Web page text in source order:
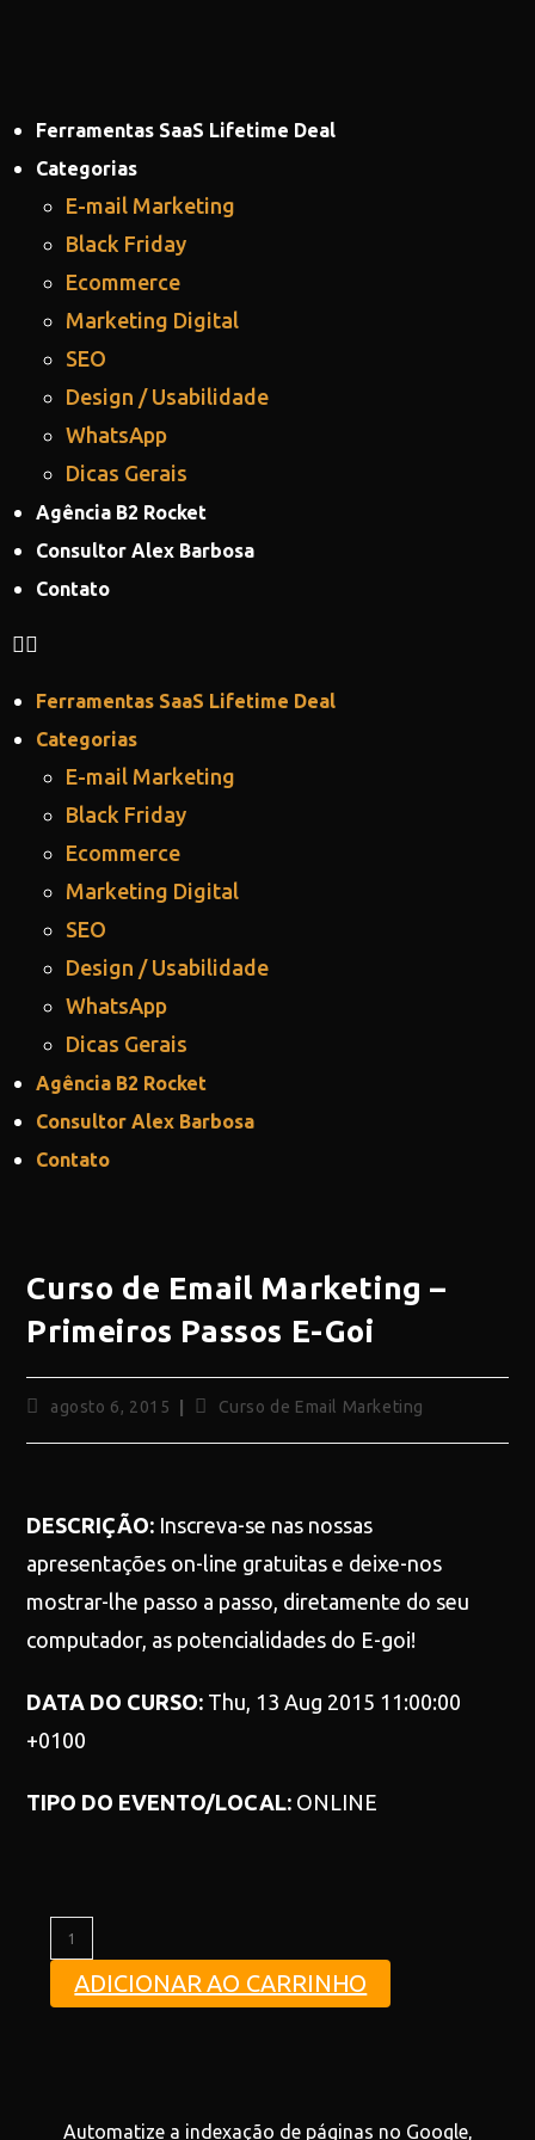
Ferramentas SaaS Lifetime Deal
Categorias
E-mail Marketing
Black Friday
Ecommerce
Marketing Digital
SEO
Design / Usabilidade
WhatsApp
Dicas Gerais
Agência B2 Rocket
Consultor Alex Barbosa
Contato
Ferramentas SaaS Lifetime Deal
Categorias
E-mail Marketing
Black Friday
Ecommerce
Marketing Digital
SEO
Design / Usabilidade
WhatsApp
Dicas Gerais
Agência B2 Rocket
Consultor Alex Barbosa
Contato
Curso de Email Marketing –
Primeiros Passos E-Goi
agosto 6, 2015 Curso de Email Marketing
DESCRIÇÃO: Inscreva-se nas nossas
apresentações on-line gratuitas e deixe-nos
mostrar-lhe passo a passo, diretamente do seu
computador, as potencialidades do E-goi!
DATA DO CURSO: Thu, 13 Aug 2015 11:00:00
+0100
TIPO DO EVENTO/LOCAL: ONLINE
ADICIONAR AO CARRINHO
Automatize a indexação de páginas no Google,